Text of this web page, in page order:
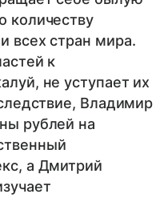
всех стран мира.
к
не уступает их
Владимир
рублей на
а Дмитрий